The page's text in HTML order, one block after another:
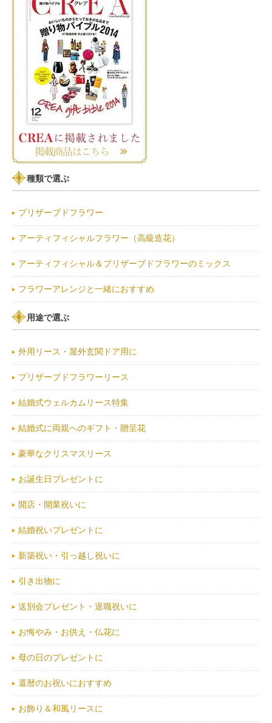
種類で選ぶ
プリザーブドフラワー
アーティフィシャルフラワー（高級造花）
アーティフィシャル＆プリザーブドフラワーのミックス
フラワーアレンジと一緒におすすめ
用途で選ぶ
外用リース・屋外玄関ドア用に
プリザーブドフラワーリース
結婚式ウェルカムリース特集
結婚式に両親へのギフト・贈呈花
豪華なクリスマスリース
お誕生日プレゼントに
開店・開業祝いに
結婚祝いプレゼントに
新築祝い・引っ越し祝いに
引き出物に
送別会プレゼント・退職祝いに
お悔やみ・お供え・仏花に
母の日のプレゼントに
還暦のお祝いにおすすめ
お飾り＆和風リースに